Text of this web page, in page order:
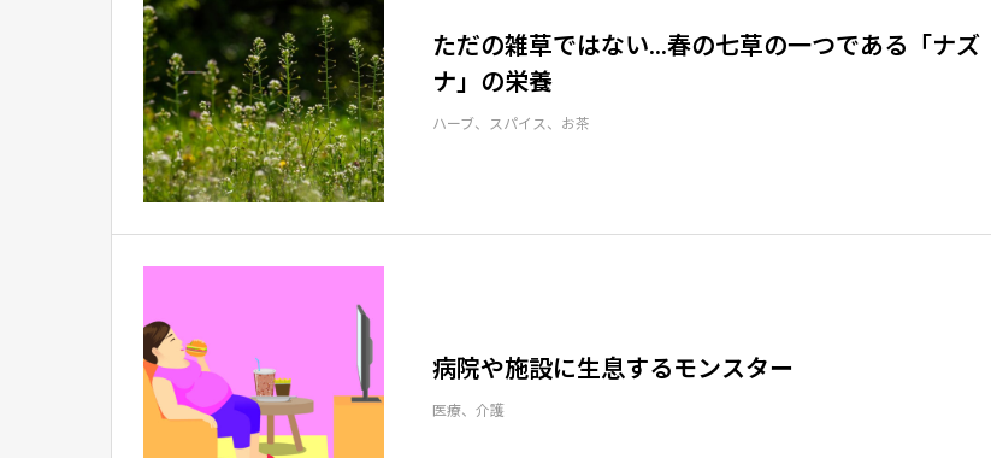
ただの雑草ではない…春の七草の一つである「ナズ
ナ」の栄養
ハーブ、スパイス、お茶
病院や施設に生息するモンスター
医療、介護